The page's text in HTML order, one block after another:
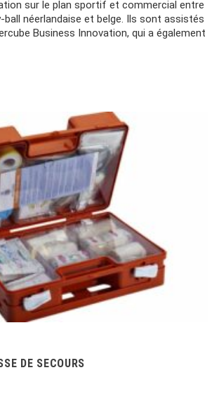
sur le plan sportif et commercial entre
ball néerlandaise et belge. Ils sont assistés
Business Innovation, qui a également
DE SECOURS